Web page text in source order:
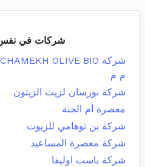
شركات في
م م
شركة نورسان لزيت الزيتون
معصرة أم الجنة
شركة بن توهامي للزيوت
شركة معصرة المساعيد
شركة باست اوليفا